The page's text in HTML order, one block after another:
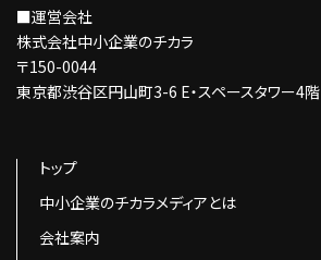
■運営会社
株式会社中小企業のチカラ
〒150-0044
東京都渋谷区円山町3-6 E・スペースタワー4階
トップ
中小企業のチカラメディアとは
会社案内